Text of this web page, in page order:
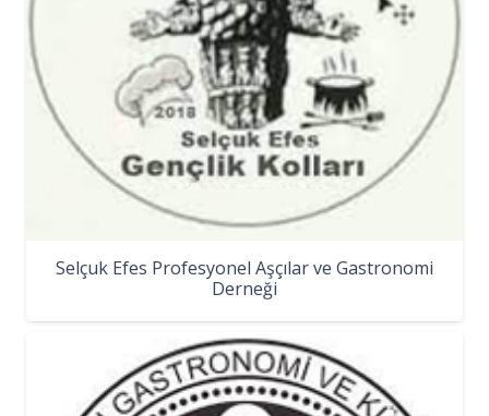
Selçuk Efes Profesyonel Aşçılar ve Gastronomi
Derneği